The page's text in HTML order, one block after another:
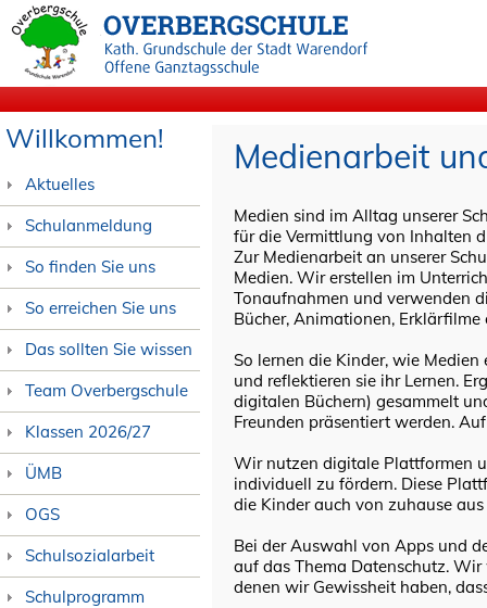
Willkommen!
Aktuelles
Schulanmeldung
So finden Sie uns
So erreichen Sie uns
Das sollten Sie wissen
Team Overbergschule
Klassen 2026/27
ÜMB
OGS
Schulsozialarbeit
Schulprogramm
Medienarbeit
Medien sind im Alltag unserer
für die Vermittlung von Inhalten
Zur Medienarbeit an unserer
Medien. Wir erstellen im
Tonaufnahmen und verwenden
Bücher, Animationen,
So lernen die Kinder, wie
und reflektieren sie ihr Lernen.
digitalen Büchern) gesammelt
Freunden präsentiert werden.
Wir nutzen digitale Plattformen
individuell zu fördern. Diese
die Kinder auch von zuhause
Bei der Auswahl von Apps und
auf das Thema Datenschutz.
denen wir Gewissheit haben,